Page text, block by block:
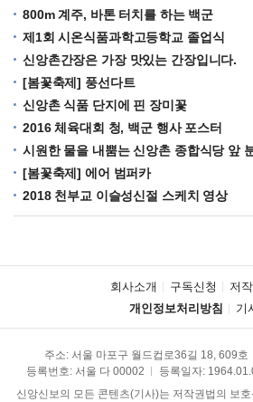
800m 계주, 바톤 터치를 하는 백군
제1회 시온식품과학고등학교 졸업식
신앙촌간장은 가장 맛있는 간장입니다.
[봄꽃축제] 풍선다트
신앙촌 식품 단지에 핀 장미꽃
2016 체육대회 청, 백군 행사 포스터
시원한 물을 내뿜는 신앙촌 종합식당 앞
[봄꽃축제] 에어 범퍼카
2018 천부교 이슬성신절 스케치 영상
회사소개 구독신청
저
개인정보처리방침
기
주소: 서울 마포구 월드컵로36길 18, 609호
등록번호: 서울 다 00002
등록일자:
신앙신보의 모든 콘텐츠(기사)는 저작권법의 보호